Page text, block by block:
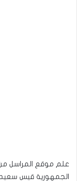
علم موقع المراسل من
الجمهورية قيس سعيد